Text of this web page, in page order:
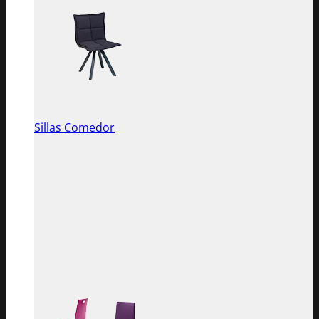
Sillas Comedor